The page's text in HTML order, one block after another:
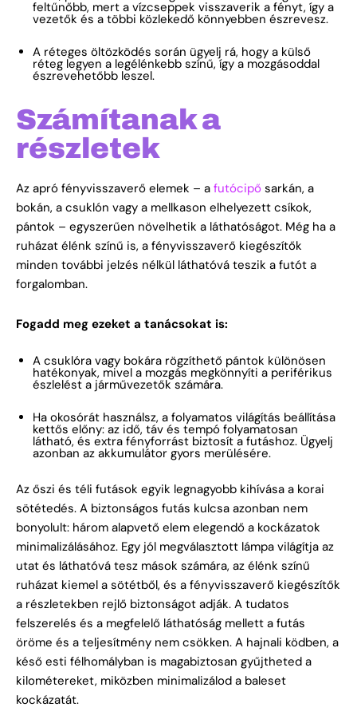
feltűnőbb, mert a vízcseppek visszaverik a fényt, így a
vezetők és a többi közlekedő könnyebben észrevesz.
A réteges öltözködés során ügyelj rá, hogy a külső
réteg legyen a legélénkebb színű, így a mozgásoddal
észrevehetőbb leszel.
Számítanak a
részletek
Az apró fényvisszaverő elemek – a futócipő sarkán, a
bokán, a csuklón vagy a mellkason elhelyezett csíkok,
pántok – egyszerűen növelhetik a láthatóságot. Még ha a
ruházat élénk színű is, a fényvisszaverő kiegészítők
minden további jelzés nélkül láthatóvá teszik a futót a
forgalomban.
Fogadd meg ezeket a tanácsokat is:
A csuklóra vagy bokára rögzíthető pántok különösen
hatékonyak, mivel a mozgás megkönnyíti a periférikus
észlelést a járművezetők számára.
Ha okosórát használsz, a folyamatos világítás beállítása
kettős előny: az idő, táv és tempó folyamatosan
látható, és extra fényforrást biztosít a futáshoz. Ügyelj
azonban az akkumulátor gyors merülésére.
Az őszi és téli futások egyik legnagyobb kihívása a korai
sötétedés. A biztonságos futás kulcsa azonban nem
bonyolult: három alapvető elem elegendő a kockázatok
minimalizálásához. Egy jól megválasztott lámpa világítja az
utat és láthatóvá tesz mások számára, az élénk színű
ruházat kiemel a sötétből, és a fényvisszaverő kiegészítők
a részletekben rejlő biztonságot adják. A tudatos
felszerelés és a megfelelő láthatóság mellett a futás
öröme és a teljesítmény nem csökken. A hajnali ködben, a
késő esti félhomályban is magabiztosan gyűjtheted a
kilométereket, miközben minimalizálod a baleset
kockázatát.